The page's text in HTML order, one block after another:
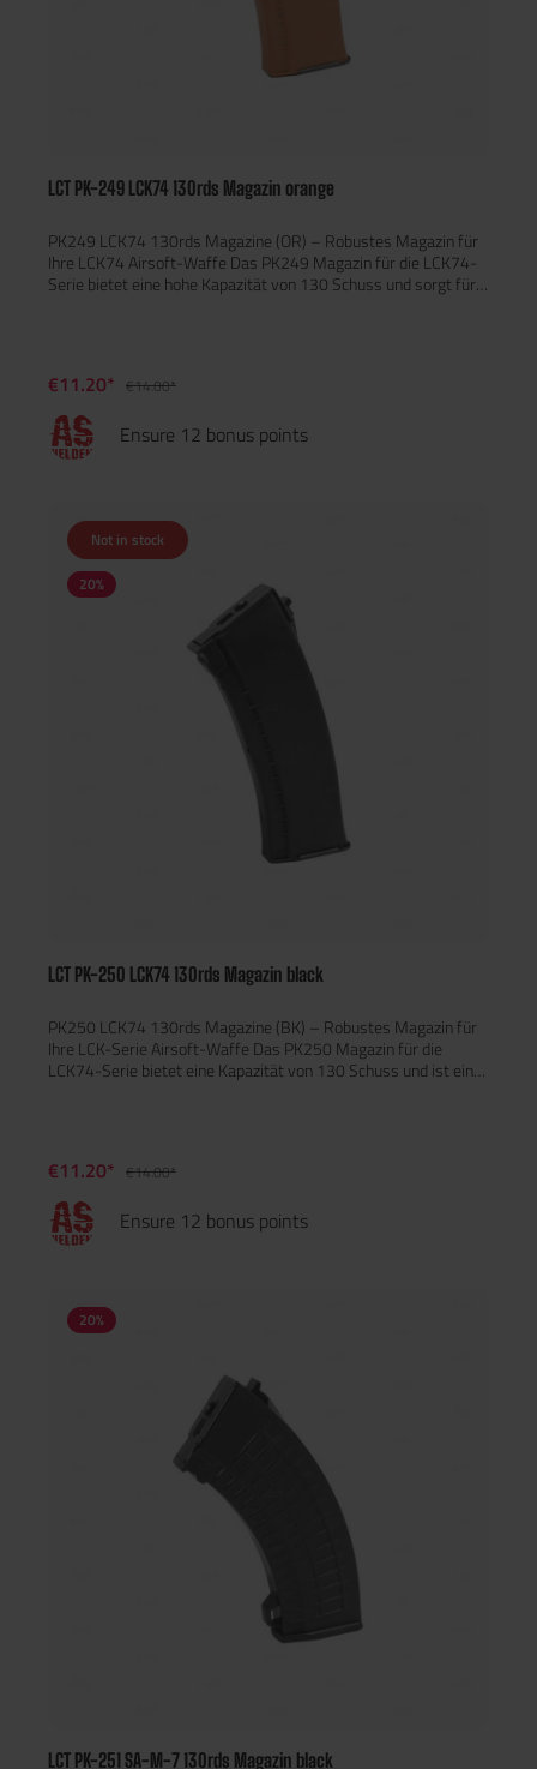
LCT PK-249 LCK74 130rds Magazin orange
PK249 LCK74 130rds Magazine (OR) – Robustes Magazin für
Ihre LCK74 Airsoft-Waffe Das PK249 Magazin für die LCK74-
Serie bietet eine hohe Kapazität von 130 Schuss und sorgt für
€11.20* €14.00*
Ensure 12 bonus points
Not in stock
20%
LCT PK-250 LCK74 130rds Magazin black
PK250 LCK74 130rds Magazine (BK) – Robustes Magazin für
Ihre LCK-Serie Airsoft-Waffe Das PK250 Magazin für die
LCK74-Serie bietet eine Kapazität von 130 Schuss und ist eine
Schuss Material: Robustes ABS und Stahl für maximale
Haltbarkeit Kompatibel mit LCT LCK-Modellen Gewicht: 160,4
g
€11.20* €14.00*
Ensure 12 bonus points
20%
LCT PK-251 SA-M-7 130rds Magazin black